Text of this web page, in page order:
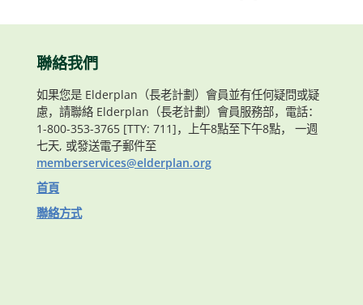
聯絡我們
如果您是 Elderplan（長老計劃）會員並有任何疑問或疑
慮，請聯絡 Elderplan（長老計劃）會員服務部，電話：
1-800-353-3765 [TTY: 711]，上午8點至下午8點， 一週
七天, 或發送電子郵件至
memberservices@elderplan.org
首頁
聯絡方式